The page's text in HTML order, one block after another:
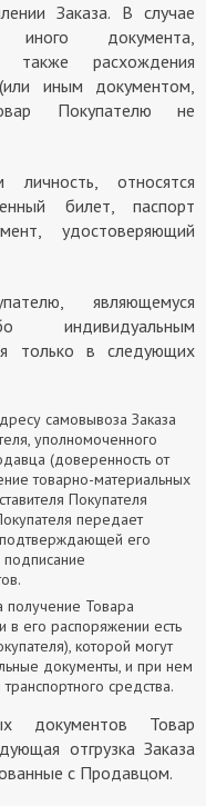
Заказа. В случае
документа,
также расхождения
иным документом,
Покупателю не
относятся
билет, паспорт
удостоверяющий
являющемуся
индивидуальным
только в следующих
самовывоза Заказа
уполномоченного
(доверенность от
товарно-материальных
Покупателя
передает
его
получение Товара
в его распоряжении есть
которой могут
документы, и при нем
средства.
документов Товар
отгрузка Заказа
с Продавцом.